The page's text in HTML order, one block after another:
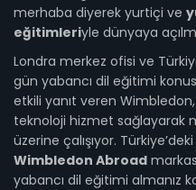
merhaba diyerek yurtiçi ve
eğitimleriyle dünyaya
Londra merkez ofisi ve
gün yabancı dil eğitimi
etkili yanıt veren
teknoloji hizmet sağlayarak
üzerine çalışıyor.
Wimbledon Abroad
yabancı dil eğitimi almanız